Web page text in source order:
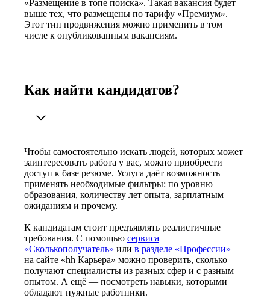
«Размещение в топе поиска». Такая вакансия будет
выше тех, что размещены по тарифу «Премиум».
Этот тип продвижения можно применить в том
числе к опубликованным вакансиям.
Как найти кандидатов?
Чтобы самостоятельно искать людей, которых может
заинтересовать работа у вас, можно приобрести
доступ к базе резюме. Услуга даёт возможность
применять необходимые фильтры: по уровню
образования, количеству лет опыта, зарплатным
ожиданиям и прочему.
К кандидатам стоит предъявлять реалистичные
требования. С помощью сервиса
«Сколькополучатель» или в разделе «Профессии»
на сайте «hh Карьера» можно проверить, сколько
получают специалисты из разных сфер и с разным
опытом. А ещё — посмотреть навыки, которыми
обладают нужные работники.